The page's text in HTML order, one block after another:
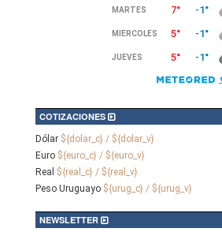
COTIZACIONES
Dólar ${dolar_c} / ${dolar_v}
Euro ${euro_c} / ${euro_v}
Real ${real_c} / ${real_v}
Peso Uruguayo ${urug_c} / ${urug_v}
NEWSLETTER